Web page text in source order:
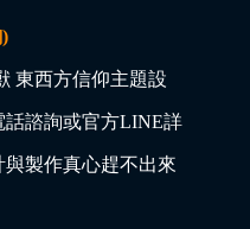
東西方信仰主題設
諮詢或官方LINE詳
製作真心趕不出來